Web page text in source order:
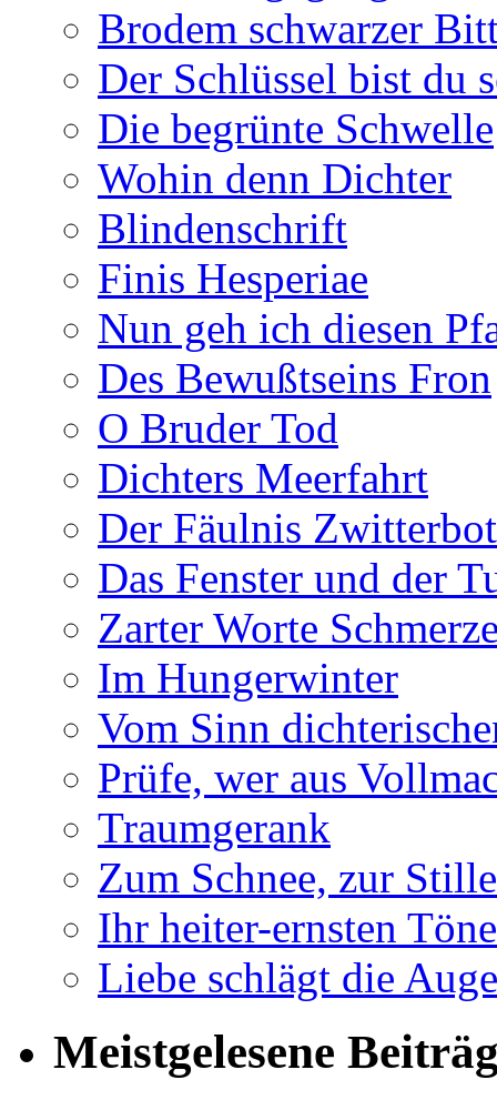
Brodem schwarzer
Der Schlüssel bist du
Die begrünte Schwelle
Wohin denn Dichter
Blindenschrift
Finis Hesperiae
Nun geh ich diesen
Des Bewußtseins Fron
O Bruder Tod
Dichters Meerfahrt
Der Fäulnis
Das Fenster und der
Zarter Worte
Im Hungerwinter
Vom Sinn
Prüfe, wer aus
Traumgerank
Zum Schnee, zur Stille
Ihr heiter-ernsten Töne
Liebe schlägt die
Meistgelesene